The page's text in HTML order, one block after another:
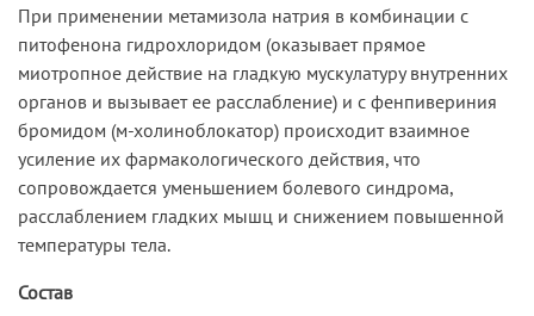
При применении метамизола натрия в комбинации с
питофенона гидрохлоридом (оказывает прямое
миотропное действие на гладкую мускулатуру внутренних
органов и вызывает ее расслабление) и с фенпивериния
бромидом (м-холиноблокатор) происходит взаимное
усиление их фармакологического действия, что
сопровождается уменьшением болевого синдрома,
расслаблением гладких мышц и снижением повышенной
температуры тела.
Состав